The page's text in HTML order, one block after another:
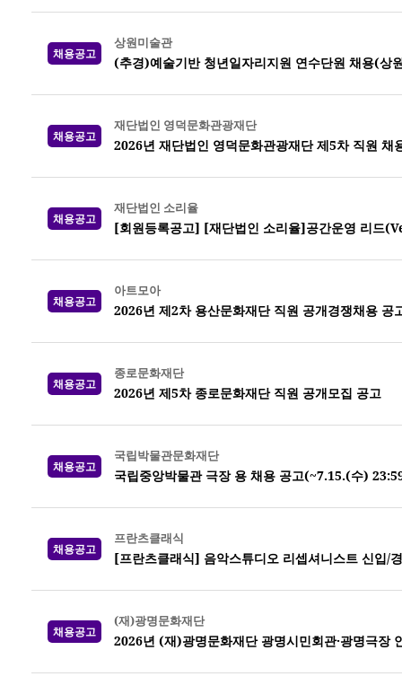
채용공고
상원미술관
(추경)예술기반 청년일자리지원 연수단원 채용(상
채용공고
재단법인 영덕문화관광재단
2026년 재단법인 영덕문화관광재단 제5차 직원 채
채용공고
재단법인 소리율
[회원등록공고] [재단법인 소리율]공간운영 리드
채용공고
아트모아
2026년 제2차 용산문화재단 직원 공개경쟁채용 공
채용공고
종로문화재단
2026년 제5차 종로문화재단 직원 공개모집 공고
채용공고
국립박물관문화재단
국립중앙박물관 극장 용 채용 공고(~7.15.(수)
채용공고
프란츠클래식
[프란츠클래식] 음악스튜디오 리셉셔니스트 신입/
채용공고
(재)광명문화재단
2026년 (재)광명문화재단 광명시민회관·광명극장